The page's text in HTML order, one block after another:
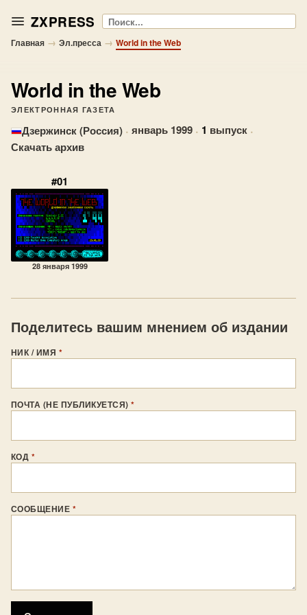
ZXPRESS Поиск
Главная → Эл.пресса → World in the Web
World in the Web
ЭЛЕКТРОННАЯ ГАЗЕТА
Дзержинск (Россия) · январь 1999 · 1 выпуск ·
Скачать архив
#01
28 января 1999
Поделитесь вашим мнением об издании
НИК / ИМЯ *
ПОЧТА (НЕ ПУБЛИКУЕТСЯ)*
КОД *
СООБЩЕНИЕ *